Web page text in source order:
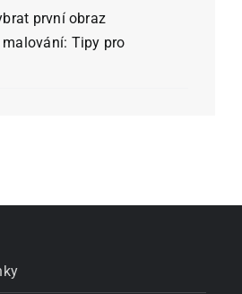
první obraz
Tipy pro